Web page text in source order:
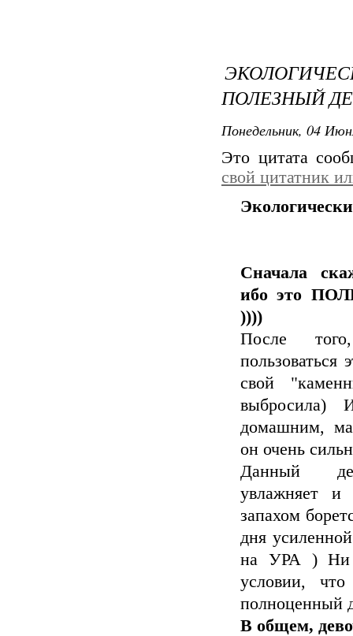
ПОЛЕЗНЫЙ
Понедельник, 04
Это цитата
свой цитатник
Сначала
ибо это
))))
После
пользоваться
свой
выбросила)
домашним,
он очень
Данный
увлажняет
запахом
дня
на УРА ) Ни
условии,
полноценный
В общем,